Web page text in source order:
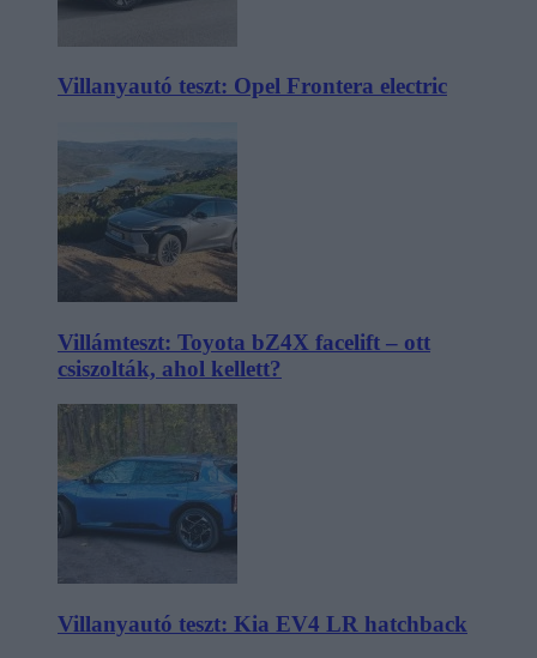
Villanyautó teszt: Opel Frontera electric
Villámteszt: Toyota bZ4X facelift – ott
csiszolták, ahol kellett?
Villanyautó teszt: Kia EV4 LR hatchback